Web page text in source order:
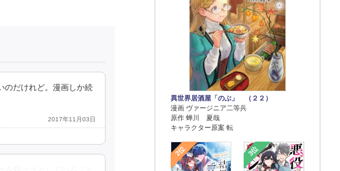
のだけれど。漫画しか続
2017年11月03日
異世界居酒屋「のぶ」 （２２）
漫画 ヴァージニア二等兵
原作 蝉川 夏哉
キャラクター原案 転
2位 3位